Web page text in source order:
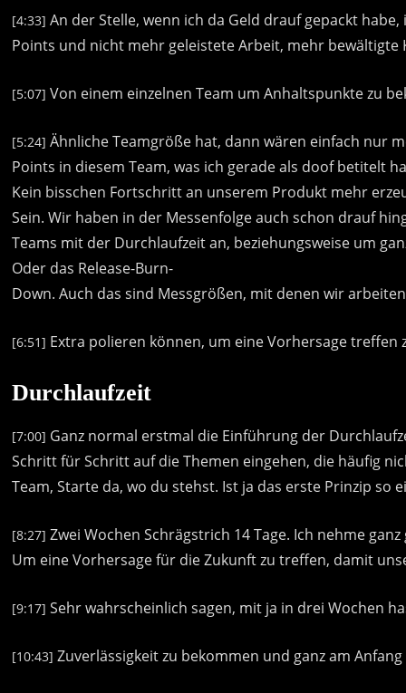
[4:33] An der Stelle, wenn ich da Geld drauf gepackt habe,
Points und nicht mehr geleistete Arbeit, mehr bewältigte
[5:07] Von einem einzelnen Team um Anhaltspunkte zu
[5:24] Ähnliche Teamgröße hat, dann wären einfach nur
Points in diesem Team, was ich gerade als doof betitelt
Kein bisschen Fortschritt an unserem Produkt mehr
Sein. Wir haben in der Messenfolge auch schon drauf
Teams mit der Durchlaufzeit an, beziehungsweise um
Oder das Release-Burn-
Down. Auch das sind Messgrößen, mit denen wir
[6:51] Extra polieren können, um eine Vorhersage treffen
Durchlaufzeit
[7:00] Ganz normal erstmal die Einführung der
Schritt für Schritt auf die Themen eingehen, die häufig
Team, Starte da, wo du stehst. Ist ja das erste Prinzip so
[8:27] Zwei Wochen Schrägstrich 14 Tage. Ich nehme ganz
Um eine Vorhersage für die Zukunft zu treffen, damit
[9:17] Sehr wahrscheinlich sagen, mit ja in drei Wochen
[10:43] Zuverlässigkeit zu bekommen und ganz am Anfang